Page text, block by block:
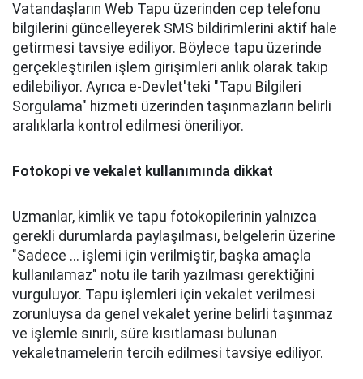
Vatandaşların Web Tapu üzerinden cep telefonu
bilgilerini güncelleyerek SMS bildirimlerini aktif hale
getirmesi tavsiye ediliyor. Böylece tapu üzerinde
gerçekleştirilen işlem girişimleri anlık olarak takip
edilebiliyor. Ayrıca e-Devlet'teki "Tapu Bilgileri
Sorgulama" hizmeti üzerinden taşınmazların belirli
aralıklarla kontrol edilmesi öneriliyor.
Fotokopi ve vekalet kullanımında dikkat
Uzmanlar, kimlik ve tapu fotokopilerinin yalnızca
gerekli durumlarda paylaşılması, belgelerin üzerine
"Sadece ... işlemi için verilmiştir, başka amaçla
kullanılamaz" notu ile tarih yazılması gerektiğini
vurguluyor. Tapu işlemleri için vekalet verilmesi
zorunluysa da genel vekalet yerine belirli taşınmaz
ve işlemle sınırlı, süre kısıtlaması bulunan
vekaletnamelerin tercih edilmesi tavsiye ediliyor.